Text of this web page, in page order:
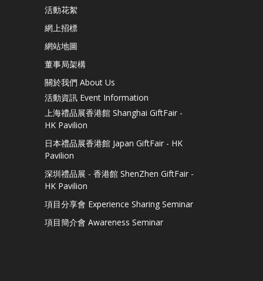
活動花絮
網上招標
網站地圖
董事局架構
關於我們 About Us
活動資訊 Event Information
上海禮品展香港館 Shanghai GiftFair -
HK Pavilion
日本禮品展香港館 Japan GiftFair - HK
Pavilion
深圳禮品展 - 香港館 ShenZhen GiftFair -
HK Pavilion
項目分享會 Experience Sharing Seminar
項目簡介會 Awareness Seminar